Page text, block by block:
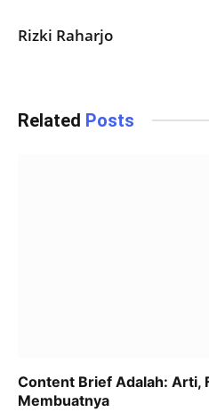
Rizki Raharjo
Related Posts
Content Brief Adalah: Arti,
Membuatnya